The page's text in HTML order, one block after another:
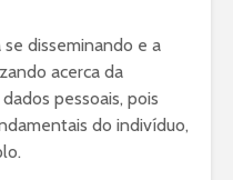
disseminando e a
acerca da
pessoais, pois
do indivíduo,